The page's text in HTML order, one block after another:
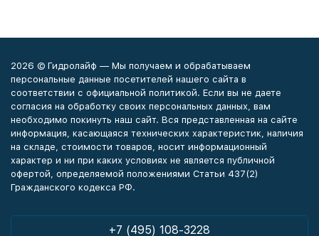
2026 © Гидролайф — Мы получаем и обрабатываем
персональные данные посетителей нашего сайта в
соответствии с официальной политикой. Если вы не даете
согласия на обработку своих персональных данных, вам
необходимо покинуть наш сайт. Вся представленная на сайте
информация, касающаяся технических характеристик, наличия
на складе, стоимости товаров, носит информационный
характер и ни при каких условиях не является публичной
офертой, определяемой положениями Статьи 437(2)
Гражданского кодекса РФ.
+7 (495) 108-3228